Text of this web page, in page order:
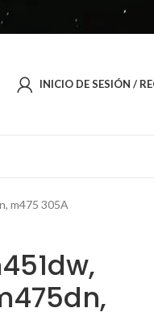
INICIO DE SESIÓN /
m475 305A